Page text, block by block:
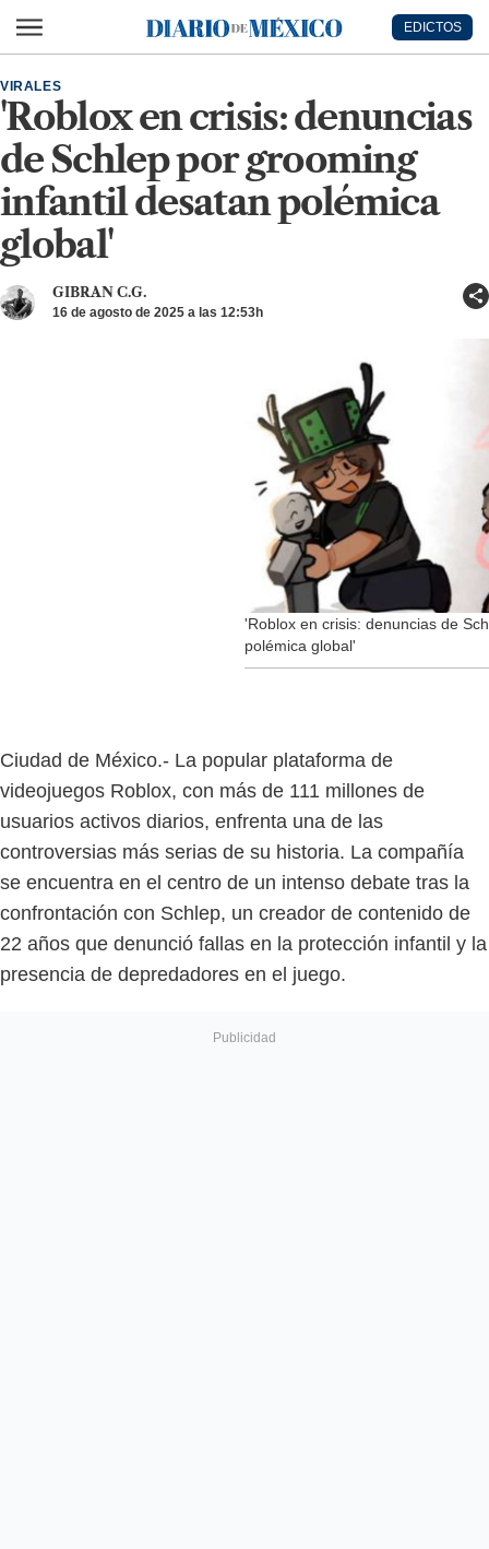
Diario de México
EDICTOS
'Roblox en crisis: denuncias
de Schlep por grooming
infantil desatan polémica
global'
VIRALES
GIBRAN C.G.
16 de agosto de 2025 a las 12:53h
'Roblox en crisis: denuncias de
polémica global'
Ciudad de México.- La popular plataforma de
videojuegos Roblox, con más de 111 millones de
usuarios activos diarios, enfrenta una de las
controversias más serias de su historia. La compañía
se encuentra en el centro de un intenso debate tras la
confrontación con Schlep, un creador de contenido de
22 años que denunció fallas en la protección infantil y la
presencia de depredadores en el juego.